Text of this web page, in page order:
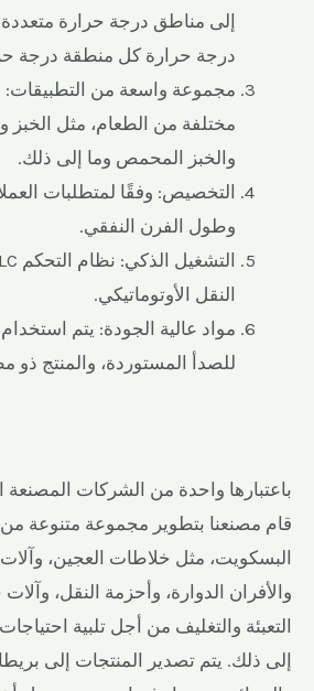
إلى مناطق درجة حرارة
درجة حرارة كل منطقة درجة
مجموعة واسعة من التطبيقات:
مختلفة من الطعام، مثل الخبز
والخبز المحمص وما إلى ذلك.
التخصيص: وفقًا لمتطلبات
وطول الفرن النفقي.
النقل الأوتوماتيكي.
مواد عالية الجودة: يتم
للصدأ المستوردة، والمنتج ذو
باعتبارها واحدة من الشركات المصنعة
قام مصنعنا بتطوير مجموعة متنوعة
البسكويت، مثل خلاطات العجين،
والأفران الدوارة، وأحزمة النقل،
التعبئة والتغليف من أجل تلبية
إلى ذلك. يتم تصدير المنتجات إلى